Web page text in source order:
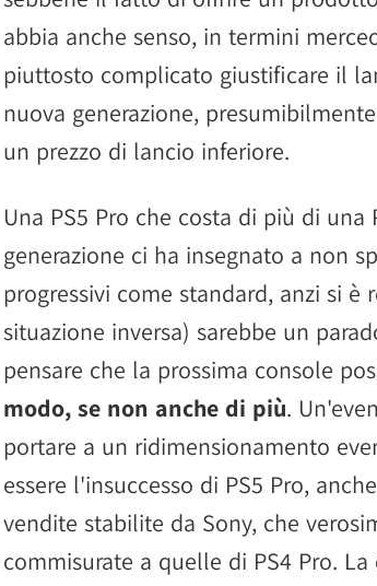
abbia anche senso, in termini
piuttosto complicato giustificare il
nuova generazione,
un prezzo di lancio inferiore.
Una PS5 Pro che costa di più di
generazione ci ha insegnato a non
progressivi come standard, anzi si è
situazione inversa) sarebbe un
pensare che la prossima console
modo, se non anche di più.
portare a un ridimensionamento
essere l'insuccesso di PS5 Pro,
vendite stabilite da Sony, che
commisurate a quelle di PS4 Pro.